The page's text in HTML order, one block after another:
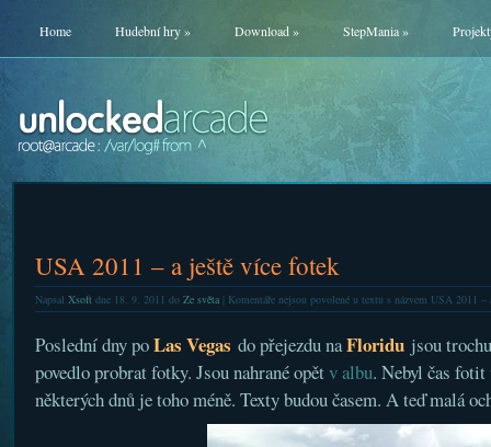
Home Hudební hry» Download» StepMania»
USA 2011 – a ještě více fotek
Napsal Xsoftdne 18. 9. 2011 do Ze světa| Komentáře nejsou povolenéu textu s názvem USA 2011 –
Poslední dny poLas Vegas do přejezdu naFloridujsou
povedlo probrat fotky. Jsou nahrané opětv albu. Nebyl čas fotit
některých dnů je toho méně. Texty budou časem. A teď malá